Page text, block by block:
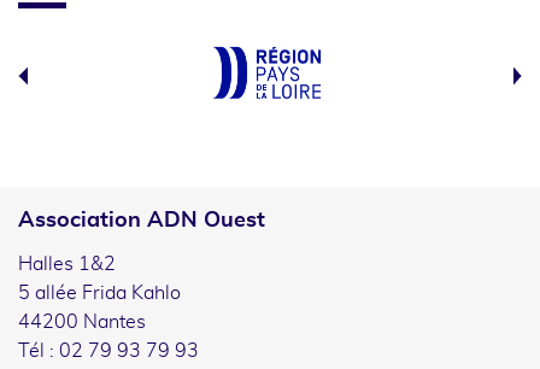
Association ADN Ouest
Halles 1&2
5 allée Frida Kahlo
44200 Nantes
Tél : 02 79 93 79 93